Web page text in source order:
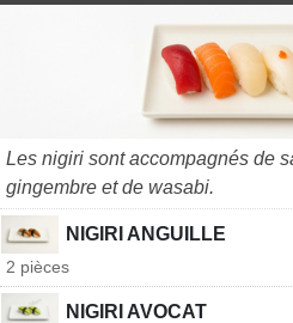
Les nigiri sont accompagnés de
gingembre et de wasabi.
NIGIRI ANGUILLE
2 pièces
NIGIRI AVOCAT